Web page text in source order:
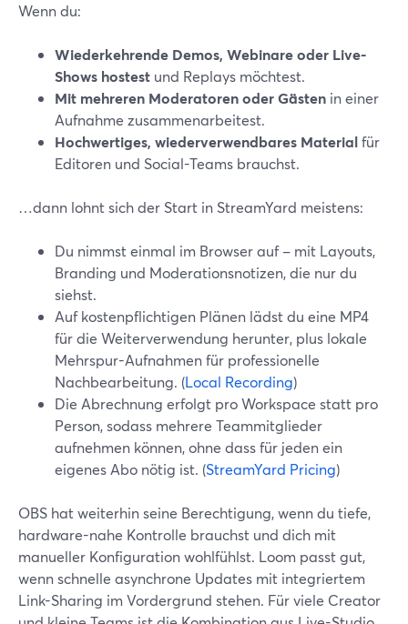
Wenn du:
Wiederkehrende Demos, Webinare oder Live-
Shows hostest und Replays möchtest.
Mit mehreren Moderatoren oder Gästen in einer
Aufnahme zusammenarbeitest.
Hochwertiges, wiederverwendbares Materialfür
Editoren und Social-Teams brauchst.
…dann lohnt sich der Start in StreamYard meistens:
Du nimmst einmal im Browser auf – mit Layouts,
Branding und Moderationsnotizen, die nur du
siehst.
Auf kostenpflichtigen Plänen lädst du eine MP4
für die Weiterverwendung herunter, plus lokale
Mehrspur-Aufnahmen für professionelle
Nachbearbeitung. (Local Recording)
Die Abrechnung erfolgt pro Workspace statt pro
Person, sodass mehrere Teammitglieder
aufnehmen können, ohne dass für jeden ein
eigenes Abo nötig ist. (StreamYard Pricing)
OBS hat weiterhin seine Berechtigung, wenn du tiefe,
hardware-nahe Kontrolle brauchst und dich mit
manueller Konfiguration wohlfühlst. Loom passt gut,
wenn schnelle asynchrone Updates mit integriertem
Link-Sharing im Vordergrund stehen. Für viele Creator